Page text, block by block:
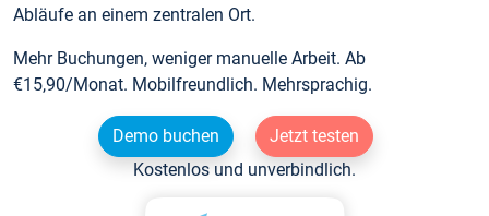
Abläufe an einem zentralen Ort.
Mehr Buchungen, weniger manuelle Arbeit. Ab
€15,90/Monat. Mobilfreundlich. Mehrsprachig.
Demo buchen
Jetzt testen
Kostenlos und unverbindlich.